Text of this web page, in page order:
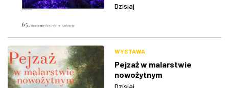
Dzisiaj
WYSTAWA
Pejzaż w malarstwie
nowożytnym